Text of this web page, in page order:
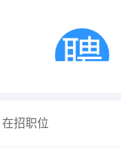
在招职位